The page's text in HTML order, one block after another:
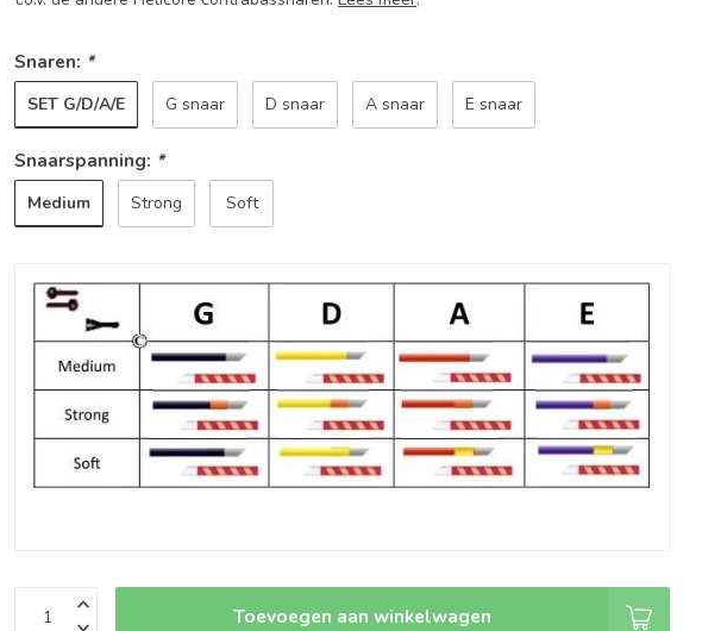
Snaren: *
SET G/D/A/E G snaar D snaar A snaar E snaar
Snaarspanning: *
Medium Strong Soft
Toevoegen aan winkelwagen